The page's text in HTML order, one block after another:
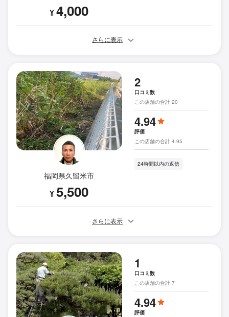
¥4,000
さらに表示
福岡県久留米市
¥5,500
2
口コミ数
この店舗の合計 20
4.94
評価
この店舗の合計 4.95
24時間以内の返信
さらに表示
1
口コミ数
この店舗の合計 7
4.94
評価